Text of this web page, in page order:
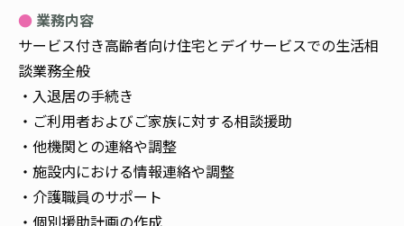
業務内容
サービス付き高齢者向け住宅とデイサービスでの生活相
談業務全般
・入退居の手続き
・ご利用者およびご家族に対する相談援助
・他機関との連絡や調整
・施設内における情報連絡や調整
・介護職員のサポート
・個別援助計画の作成